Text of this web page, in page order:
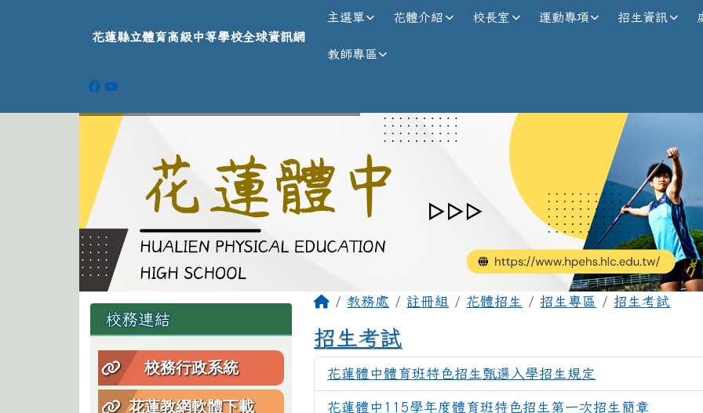
花蓮縣立體育高級中等學校全球資訊網
花蓮縣立體育高級中等學校全球資訊網
主選單 花體介紹 校長室 運動專項 招生資訊
教師專區
左邊區域內容
校務連結
校務行政系統
花蓮教網軟體下載
主內容區域
回首頁
教務處 註冊組 花體招生 招生專區 招生考試
招生考試
花蓮體中體育班特色招生甄選入學招生規定
花蓮體中115學年度體育班特色招生第一次招生簡章
頁尾區域